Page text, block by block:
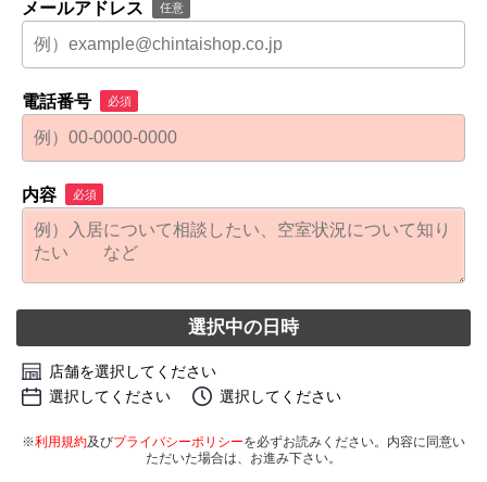
メールアドレス 任意
電話番号 必須
内容 必須
選択中の日時
店舗を選択してください
選択してください
選択してください
※利用規約及びプライバシーポリシーを必ずお読みください。内容に同意い
ただいた場合は、お進み下さい。